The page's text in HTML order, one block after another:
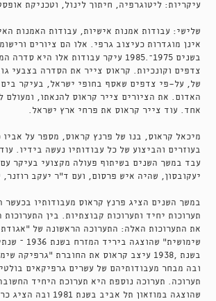
עיקריות: ליטוגרפיה, חיתוך לינול, וטכניקת
שלישי: עבודות אמנות אישיות, עבודות האמנות
אינן מוגדרות כעיצוב גרפי. אלו הם ציורים
צדפים וקונכיות. קראוס צייר את הסדרה בצבעי
של, על-פי צדפים שאסף בחופי ישראל, בעיקר בים
האדום. את הציורים צייר קראוס להנאתו, ומעולם
אחד. עוד צייר קראוס את פרחי ארץ ישראל.
מיכאל קראוס, בנו של פרנץ קראוס, מספר על אביו
בעוזרים והביצוע של כל עבודותיו נעשה בידיו.
עבד במשך השנים בשיתוף פעולה מקצועי בעיקר
יעקובסון, שהיה איש פרסום, ועם ד"ר יעקב
במשך השנים הציג פרנץ קראוס מעבודותיו בכעשר
תערוכות יחיד ותערוכות קבוצתיות. בין התערוכות
את התערוכות האלה: התערוכה הראשונה של
שימושית"
בשנת ,1938 עיצב קראוס את החוברת
ובה מבחר מעבודותיהם של עשרים גרפיקאים
תערוכה. תערוכה נוספת היא תערוכת היחיד
שהוצגה במוזאון תל אביב בשנת 1981 ובה הציג כרזות שעיצב.